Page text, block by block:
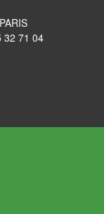
71 04